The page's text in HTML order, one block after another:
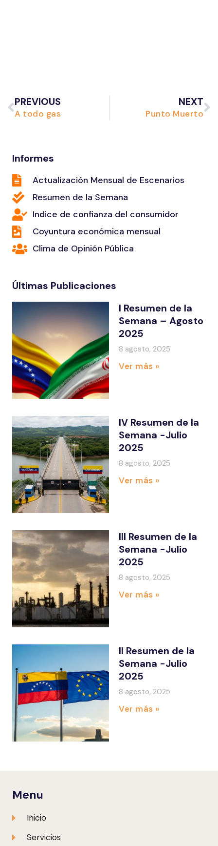
PREVIOUS
A todo gas
NEXT
Punto Muerto
Informes
Actualización Mensual de Escenarios
Resumen de la Semana
Indice de confianza del consumidor
Coyuntura económica mensual
Clima de Opinión Pública
Últimas Publicaciones
I Resumen de la
Semana – Agosto
2025
8 agosto, 2025
Ver más »
IV Resumen de la
Semana -Julio
2025
8 agosto, 2025
Ver más »
III Resumen de la
Semana -Julio
2025
8 agosto, 2025
Ver más »
II Resumen de la
Semana -Julio
2025
8 agosto, 2025
Ver más »
Menu
Inicio
Servicios